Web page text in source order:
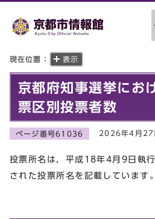
現在位置： 表示
京都府知事選挙にお
票区別投票者数
ページ番号61036 2026年4月27
投票所名は，平成18年4月9日執
された投票所名を記載しています。